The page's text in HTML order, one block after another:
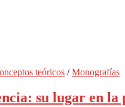
teóricos /Monografías
su lugar en